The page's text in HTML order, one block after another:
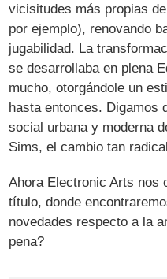
vicisitudes más propias
por ejemplo), renovando
jugabilidad. La
se desarrollaba en plena
mucho, otorgándole un
hasta entonces. Digamos
social urbana y moderna
Sims, el cambio tan
Ahora Electronic Arts nos
título, donde
novedades respecto a la
pena?